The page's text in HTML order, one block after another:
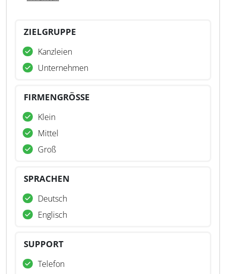
ZIELGRUPPE
Kanzleien
Unternehmen
FIRMENGRÖSSE
Klein
Mittel
Groß
SPRACHEN
Deutsch
Englisch
SUPPORT
Telefon